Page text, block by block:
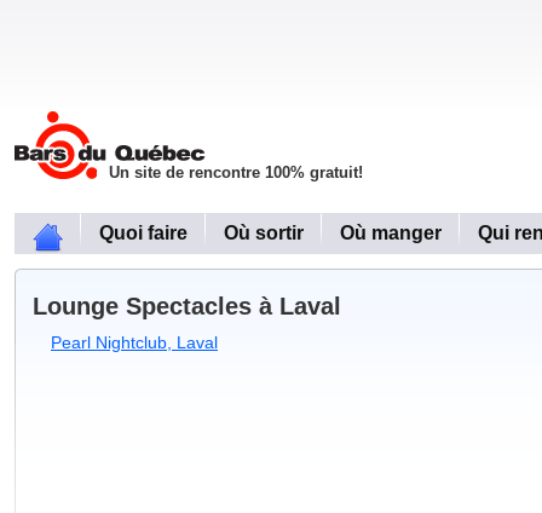
Un site de rencontre 100% gratuit!
Quoi faire Où sortir Où manger Qui
Lounge Spectacles à Laval
Pearl Nightclub, Laval